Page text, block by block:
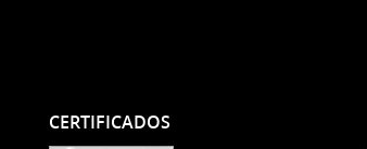
CERTIFICADOS